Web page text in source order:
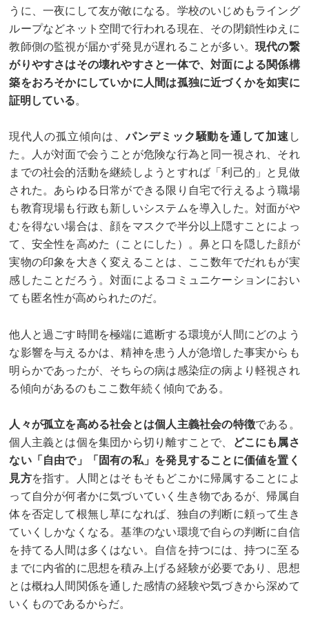
うに、一夜にして友が敵になる。学校のいじめもライング
ループなどネット空間で行われる現在、その閉鎖性ゆえに
教師側の監視が届かず発見が遅れることが多い。 現代の繋
がりやすさはその壊れやすさと一体で、対面による関係構
築をおろそかにしていかに人間は孤独に近づくかを如実に
証明している。
現代人の孤立傾向は、パンデミック騒動を通して加速 し
た。人が対面で会うことが危険な行為と同一視され、それ
までの社会的活動を継続しようとすれば「利己的」と見做
された。あらゆる日常ができる限り自宅で行えるよう職場
も教育現場も行政も新しいシステムを導入した。対面がや
むを得ない場合は、顔をマスクで半分以上隠すことによっ
て、安全性を高めた（ことにした）。鼻と口を隠した顔が
実物の印象を大きく変えることは、ここ数年でだれもが実
感したことだろう。対面によるコミュニケーションにおい
ても匿名性が高められたのだ。
他人と過ごす時間を極端に遮断する環境が人間にどのよう
な影響を与えるかは、精神を患う人が急増した事実からも
明らかであったが、そちらの病は感染症の病より軽視され
る傾向があるのもここ数年続く傾向である。
人々が孤立を高める社会とは個人主義社会の特徴である。
個人主義とは個を集団から切り離すことで、
どこにも属さ
ない「自由で」「固有の私」を発見することに価値を置く
見方を指す。人間とはそもそもどこかに帰属することによ
って自分が何者かに気づいていく生き物であるが、帰属自
体を否定して根無し草になれば、独自の判断に頼って生き
ていくしかなくなる。基準のない環境で自らの判断に自信
を持てる人間は多くはない。自信を持つには、持つに至る
までに内省的に思想を積み上げる経験が必要であり、思想
とは概ね人間関係を通した感情の経験や気づきから深めて
いくものであるからだ。